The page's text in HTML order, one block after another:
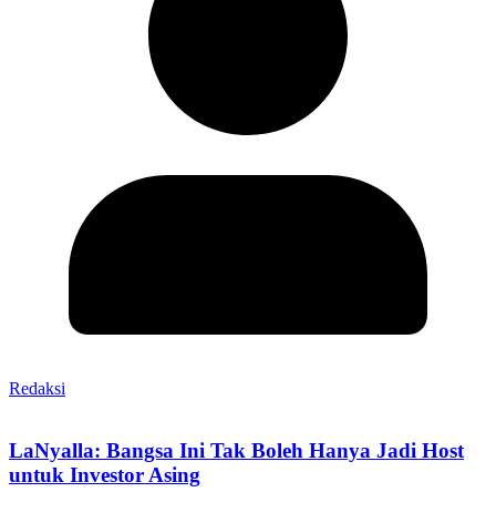
Redaksi
LaNyalla: Bangsa Ini Tak Boleh Hanya Jadi Host
untuk Investor Asing